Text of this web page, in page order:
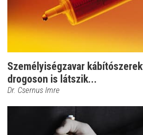
Személyiségzavar
drogoson is látszik...
Dr. Csernus Imre